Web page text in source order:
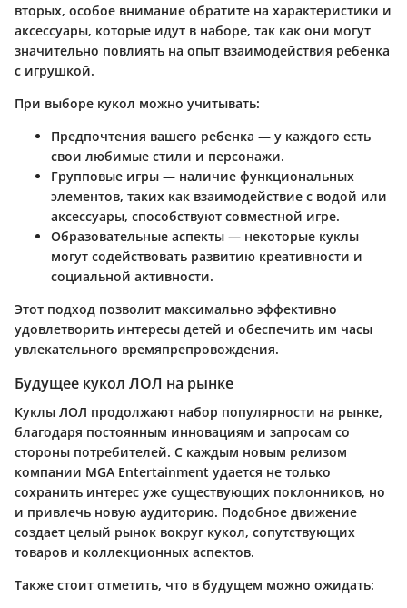
вторых, особое внимание обратите на характеристики и
аксессуары, которые идут в наборе, так как они могут
значительно повлиять на опыт взаимодействия ребенка
с игрушкой.
При выборе кукол можно учитывать:
Предпочтения вашего ребенка — у каждого есть
свои любимые стили и персонажи.
Групповые игры — наличие функциональных
элементов, таких как взаимодействие с водой или
аксессуары, способствуют совместной игре.
Образовательные аспекты — некоторые куклы
могут содействовать развитию креативности и
социальной активности.
Этот подход позволит максимально эффективно
удовлетворить интересы детей и обеспечить им часы
увлекательного времяпрепровождения.
Будущее кукол ЛОЛ на рынке
Куклы ЛОЛ продолжают набор популярности на рынке,
благодаря постоянным инновациям и запросам со
стороны потребителей. С каждым новым релизом
компании MGA Entertainment удается не только
сохранить интерес уже существующих поклонников, но
и привлечь новую аудиторию. Подобное движение
создает целый рынок вокруг кукол, сопутствующих
товаров и коллекционных аспектов.
Также стоит отметить, что в будущем можно ожидать: